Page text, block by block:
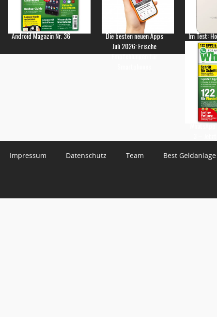
Android Magazin Nr. 36
Die besten neuen Apps
Juli 2026: Frische
Empfehlungen für
Im Test:
Impressum Datenschutz Team Best Geldanlage